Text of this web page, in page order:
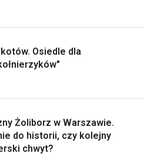
Osiedle dla
Żoliborz w Warszawie.
do historii, czy kolejny
chwyt?